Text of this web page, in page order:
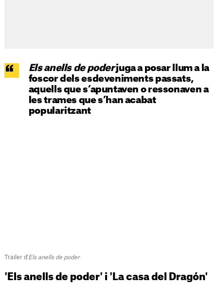
Els anells de poderjuga a posar llum a la
foscor dels esdeveniments passats,
aquells que s’apuntaven o ressonaven a
les trames que s’han acabat
popularitzant
Trailer d'Els anells de poder
'Els anells de poder' i 'La casa del Dragón'